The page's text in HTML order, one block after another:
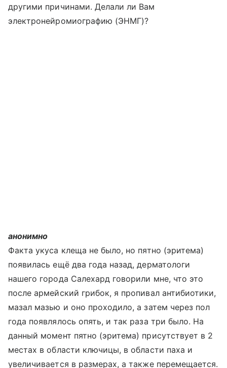
другими причинами. Делали ли Вам
электронейромиографию (ЭНМГ)?
анонимно
Факта укуса клеща не было, но пятно (эритема)
появилась ещё два года назад, дерматологи
нашего города Салехард говорили мне, что это
после армейский грибок, я пропивал антибиотики,
мазал мазью и оно проходило, а затем через пол
года появлялось опять, и так раза три было. На
данный момент пятно (эритема) присутствует в 2
местах в области ключицы, в области паха и
увеличивается в размерах, а также перемещается.